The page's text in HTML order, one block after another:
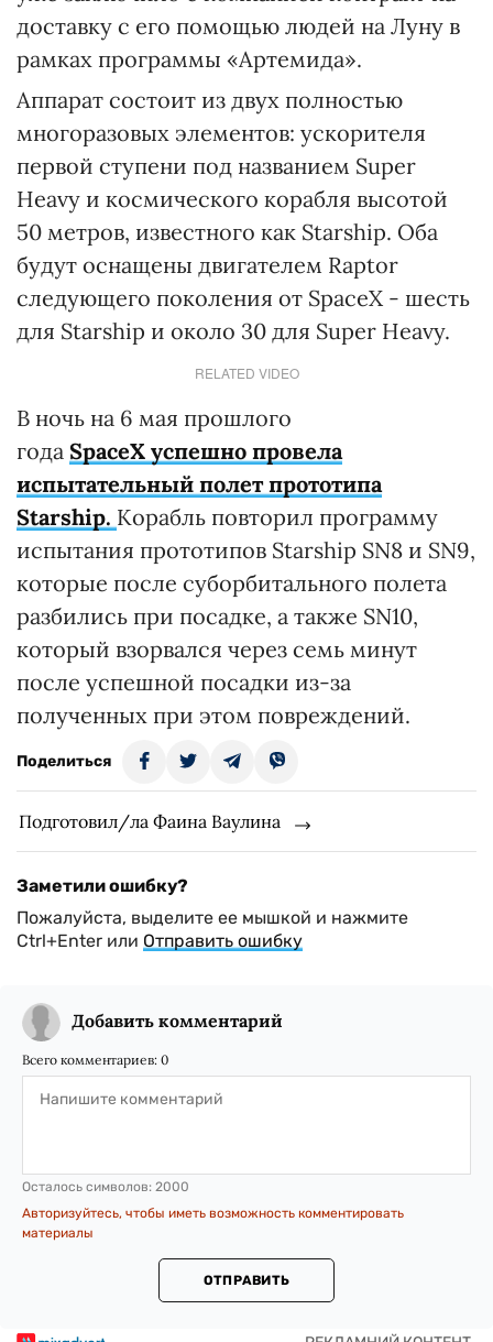
доставку с его помощью людей на Луну в
рамках программы «Артемида».
Аппарат состоит из двух полностью
многоразовых элементов: ускорителя
первой ступени под названием Super
Heavy и космического корабля высотой
50 метров, известного как Starship. Оба
будут оснащены двигателем Raptor
следующего поколения от SpaceX - шесть
для Starship и около 30 для Super Heavy.
RELATED VIDEO
В ночь на 6 мая прошлого
года SpaceX успешно провела
испытательный полет прототипа
Starship. Корабль повторил программу
испытания прототипов Starship SN8 и SN9,
которые после суборбитального полета
разбились при посадке, а также SN10,
который взорвался через семь минут
после успешной посадки из-за
полученных при этом повреждений.
Поделиться
Подготовил/ла Фаина Ваулина
Заметили ошибку?
Пожалуйста, выделите ее мышкой и нажмите
Ctrl+Enter или Отправить ошибку
Добавить комментарий
Всего комментариев: 0
Осталось символов: 2000
Авторизуйтесь, чтобы иметь возможность комментировать
материалы
ОТПРАВИТЬ